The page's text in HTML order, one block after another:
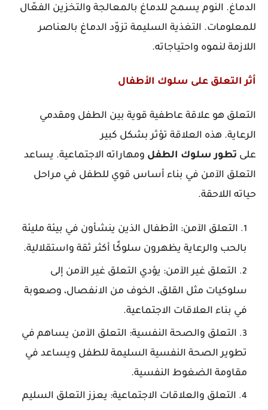
الدماغ. النوم يسمح للدماغ بالمعالجة والتخزين الفعّال
للمعلومات. التغذية السليمة تزوّد الدماغ بالعناصر
اللازمة لنموه واحتياجاته.
أثر التعلق على سلوك الأطفال
التعلق هو علاقة عاطفية قوية بين الطفل ومقدمي
الرعاية. هذه العلاقة تؤثر بشكل كبير
على تطور سلوك الطفل ومهاراته الاجتماعية. يساعد
التعلق الآمن في بناء أساس قوي للطفل في مراحل
حياته اللاحقة.
التعلق الآمن: الأطفال الذين ينشأون في بيئة مليئة
بالحب والرعاية يظهرون سلوكًا أكثر ثقة واستقلالية.
التعلق غير الآمن: يؤدي التعلق غير الآمن إلى
سلوكيات مثل القلق، الخوف من الانفصال، وصعوبة
في بناء العلاقات الاجتماعية.
التعلق والصحة النفسية: التعلق الآمن يساهم في
تطوير الصحة النفسية السليمة للطفل ويساعد في
مقاومة الضغوط النفسية.
التعلق والعلاقات الاجتماعية: يعزز التعلق السليم